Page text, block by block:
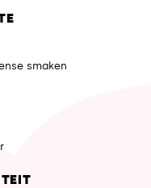
smaken